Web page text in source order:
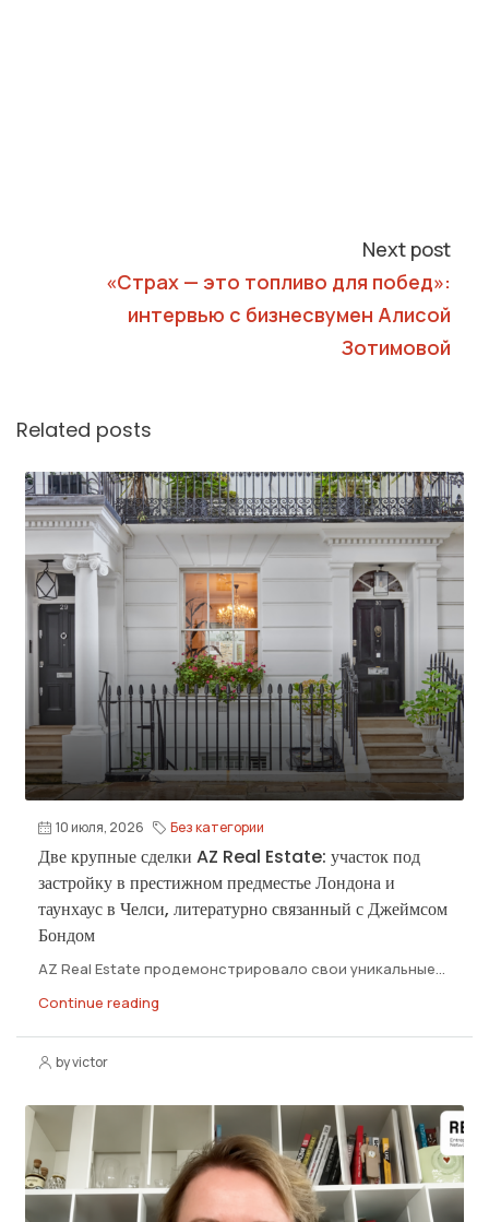
Next post
«Страх — это топливо для побед»:
интервью с бизнесвумен Алисой
Зотимовой
Related posts
10 июля, 2026 Без категории
Две крупные сделки AZ Real Estate: участок под
застройку в престижном предместье Лондона и
таунхаус в Челси, литературно связанный с Джеймсом
Бондом
AZ Real Estate продемонстрировало свои уникальные...
Continue reading
by victor